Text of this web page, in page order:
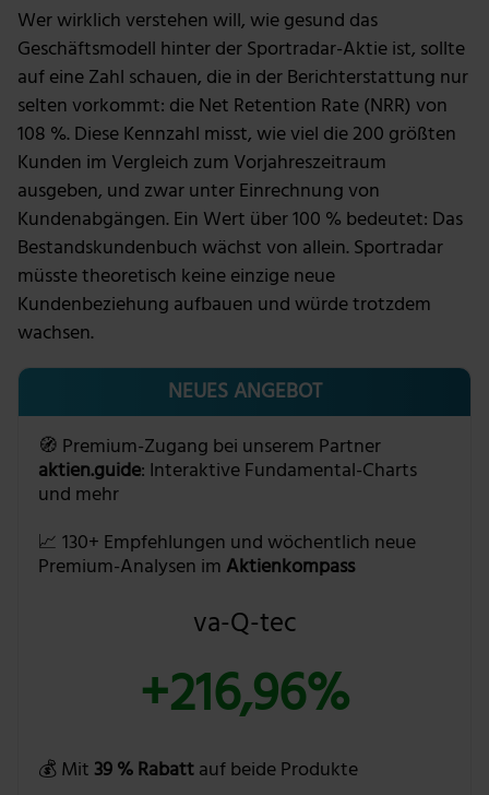
Wer wirklich verstehen will, wie gesund das
Geschäftsmodell hinter der Sportradar-Aktie ist, sollte
auf eine Zahl schauen, die in der Berichterstattung nur
selten vorkommt: die Net Retention Rate (NRR) von
108 %. Diese Kennzahl misst, wie viel die 200 größten
Kunden im Vergleich zum Vorjahreszeitraum
ausgeben, und zwar unter Einrechnung von
Kundenabgängen. Ein Wert über 100 % bedeutet: Das
Bestandskundenbuch wächst von allein. Sportradar
müsste theoretisch keine einzige neue
Kundenbeziehung aufbauen und würde trotzdem
wachsen.
NEUES ANGEBOT
🧭 Premium-Zugang bei unserem Partner
aktien.guide: Interaktive Fundamental-Charts
und mehr
📈 130+ Empfehlungen und wöchentlich neue
Premium-Analysen im Aktienkompass
va-Q-tec
+216,96%
💰 Mit 39 % Rabattauf beide Produkte